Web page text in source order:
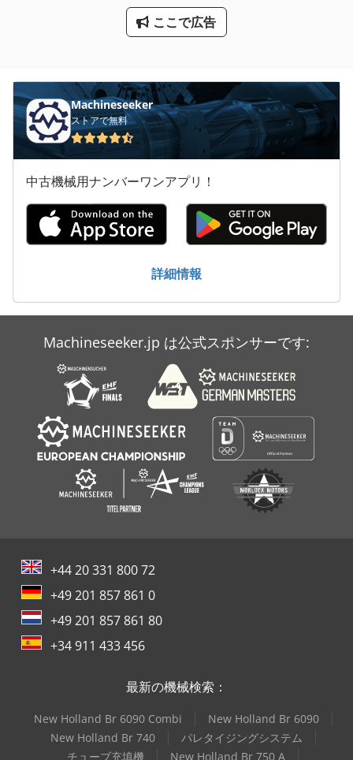
亜鉛メッキ パレット ラックここで広告
Machineseeker
ストアで無料
中古機械用ナンバーワンアプリ！
詳細情報
Machineseeker.jp は公式スポンサーです:
+44 20 331 800 72
+49 201 857 861 0
+49 201 857 861 80
+34 911 433 456
最新の機械検索：
New Holland Br 6090 Combi
New Holland Br 6090
New Holland Br 740
パレタイジングシステム
チューブ充填機
New Holland Br 750 A